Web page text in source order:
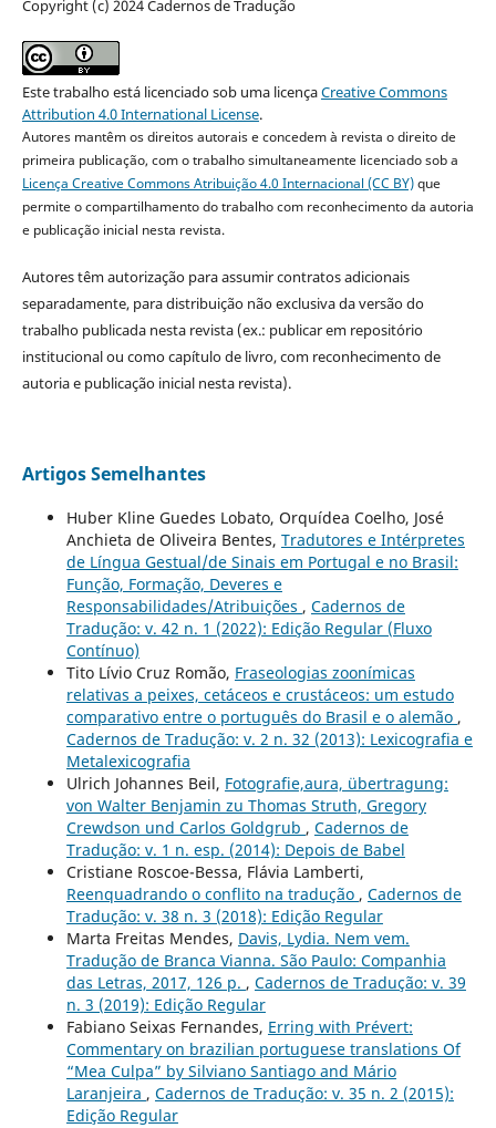
Copyright (c) 2024 Cadernos de Tradução
Este trabalho está licenciado sob uma licençaCreative Commons
Attribution 4.0 International License.
Autores mantêm os direitos autorais e concedem à revista o direito de
primeira publicação, com o trabalho simultaneamente licenciado sob a
Licença Creative Commons Atribuição 4.0 Internacional (CC BY)que
permite o compartilhamento do trabalho com reconhecimento da autoria
e publicação inicial nesta revista.
Autores têm autorização para assumir contratos adicionais
separadamente, para distribuição não exclusiva da versão do
trabalho publicada nesta revista (ex.: publicar em repositório
institucional ou como capítulo de livro, com reconhecimento de
autoria e publicação inicial nesta revista).
Artigos Semelhantes
Huber Kline Guedes Lobato, Orquídea Coelho, José
Anchieta de Oliveira Bentes, Tradutores e Intérpretes
de Língua Gestual/de Sinais em Portugal e no Brasil:
Função, Formação, Deveres e
Responsabilidades/Atribuições , Cadernos de
Tradução: v. 42 n. 1 (2022): Edição Regular (Fluxo
Contínuo)
Tito Lívio Cruz Romão, Fraseologias zoonímicas
relativas a peixes, cetáceos e crustáceos: um estudo
comparativo entre o português do Brasil e o alemão ,
Cadernos de Tradução: v. 2 n. 32 (2013): Lexicografia e
Metalexicografia
Ulrich Johannes Beil, Fotografie,aura, übertragung:
von Walter Benjamin zu Thomas Struth, Gregory
Crewdson und Carlos Goldgrub , Cadernos de
Tradução: v. 1 n. esp. (2014): Depois de Babel
Cristiane Roscoe-Bessa, Flávia Lamberti,
Reenquadrando o conflito na tradução , Cadernos de
Tradução: v. 38 n. 3 (2018): Edição Regular
Marta Freitas Mendes, Davis, Lydia. Nem vem.
Tradução de Branca Vianna. São Paulo: Companhia
das Letras, 2017, 126 p. , Cadernos de Tradução: v. 39
n. 3 (2019): Edição Regular
Fabiano Seixas Fernandes, Erring with Prévert:
Commentary on brazilian portuguese translations Of
“Mea Culpa” by Silviano Santiago and Mário
Laranjeira , Cadernos de Tradução: v. 35 n. 2 (2015):
Edição Regular